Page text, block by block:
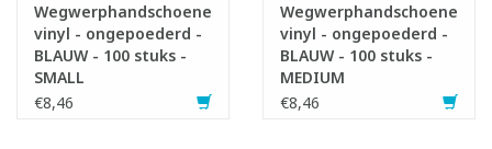
Wegwerphandschoenen
vinyl - ongepoederd -
BLAUW - 100 stuks -
SMALL
€8,46
Wegwerphandschoenen
vinyl - ongepoederd -
BLAUW - 100 stuks -
MEDIUM
€8,46